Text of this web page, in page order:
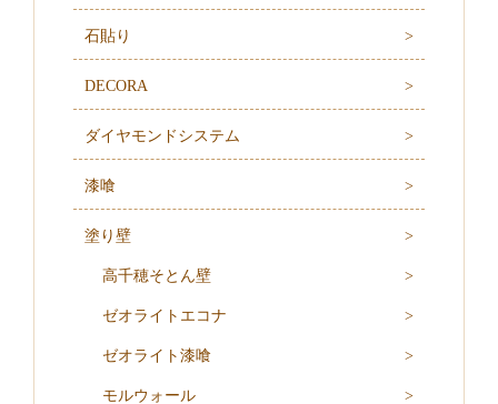
石貼り
DECORA
ダイヤモンドシステム
漆喰
塗り壁
高千穂そとん壁
ゼオライトエコナ
ゼオライト漆喰
モルウォール